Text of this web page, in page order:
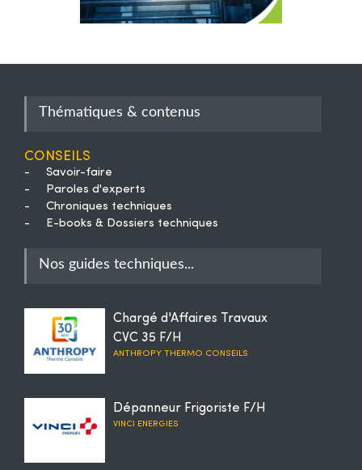
Thématiques & contenus
Conseils
-
Savoir-faire
-
Paroles d'experts
-
Chroniques techniques
-
E-books & Dossiers techniques
Nos guides techniques...
Chargé d'Affaires Travaux
CVC 35 F/H
ANTHROPY THERMO CONSEILS
Dépanneur Frigoriste F/H
VINCI ENERGIES